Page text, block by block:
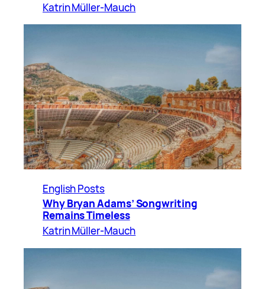
Katrin Müller-Mauch
English Posts
Why Bryan Adams’ Songwriting
Remains Timeless
Katrin Müller-Mauch